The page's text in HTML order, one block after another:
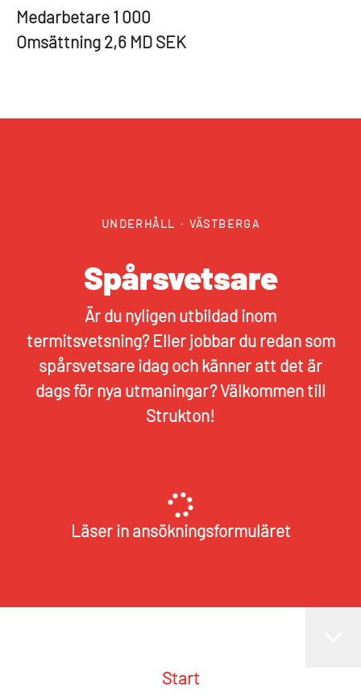
Medarbetare 1 000
Omsättning 2,6 MD SEK
UNDERHÅLL · VÄSTBERGA
Spårsvetsare
Är du nyligen utbildad inom
termitsvetsning? Eller jobbar du redan som
spårsvetsare idag och känner att det är
dags för nya utmaningar? Välkommen till
Strukton!
Läser in ansökningsformuläret
Start